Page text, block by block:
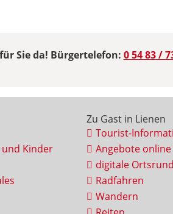
Sie da! Bürgertelefon: 0 54 83 /
Kinder
Zu Gast in Lienen
Tourist-
Angebote
digitale
Radfahren
Wandern